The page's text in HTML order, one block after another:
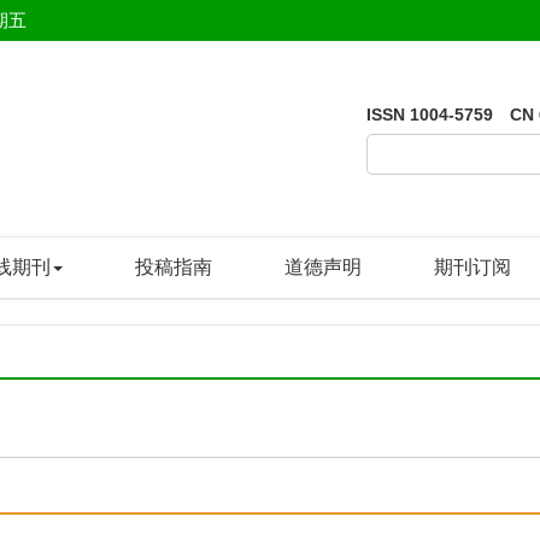
五
ISSN 1004-5759 CN
期刊 投稿指南 道德声明 期刊订阅